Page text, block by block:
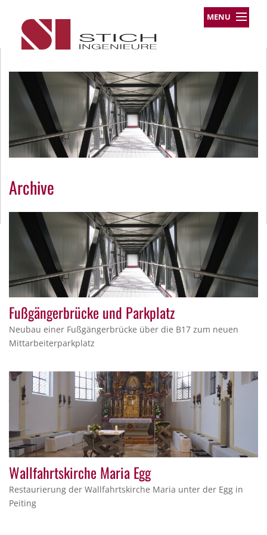
MENU
Leistungsprofil
Team
Über uns
Kontakt
Impressum
Datenschutz
Archive
Fußgängerbrücke und Parkplatz
Neubau einer Fußgängerbrücke über die B17 zum neuen
Mittarbeiterparkplatz
Wallfahrtskirche Maria Egg
Restaurierung der Wallfahrtskirche Maria unter der Egg in
Peiting